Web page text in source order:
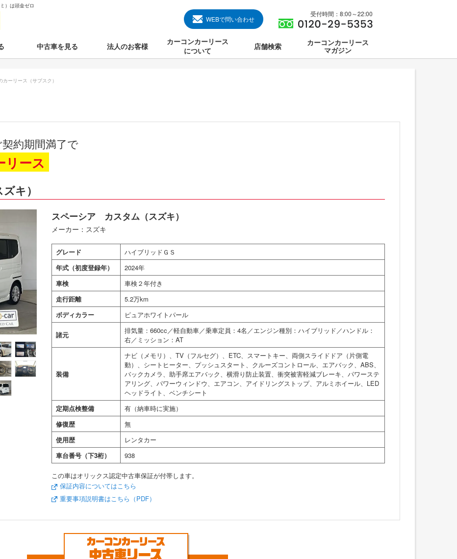
）は頭金ゼロ
WEBで問い合わせ
受付時間：8:00～22:00
上のクルマを見る
ぶ
日で納車）
）
中古車を見る 法人のお客様
カーコンカーリース
について
店舗検索
カーコンカーリース
マガジン
ーリース（サブスク）
約期間満了で
リース
キ）
スペーシア カスタム（スズキ）
メーカー：スズキ
グレード
ハイブリッドＧＳ
年式（初度登録年）
2024年
車検
車検２年付き
走行距離
5.2万km
ボディカラー
ピュアホワイトパール
諸元
排気量：660cc／軽自動車／乗車定員：4名／エンジン種別：ハイブリッド／ハンドル：
右／ミッション：AT
装備
ナビ（メモリ）、TV（フルセグ）、ETC、スマートキー、両側スライドドア（片側電
動）、シートヒーター、プッシュスタート、クルーズコントロール、エアバック、ABS、
バックカメラ、助手席エアバック、横滑り防止装置、衝突被害軽減ブレーキ、パワーステ
アリング、パワーウィンドウ、エアコン、アイドリングストップ、アルミホイール、LED
ヘッドライト、ベンチシート
定期点検整備
有（納車時に実施）
修復歴
無
使用歴
レンタカー
車台番号（下3桁）
938
この車はオリックス認定中古車保証が付帯します。
保証内容についてはこちら
重要事項説明書はこちら（PDF）